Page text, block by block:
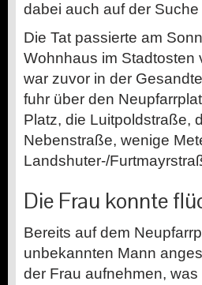
dabei auch auf der
Die Tat passierte am
Wohnhaus im Stadtosten
war zuvor in der
fuhr über den
Platz, die Luitpoldstraße,
Nebenstraße, wenige
Landshuter-/
Die Frau konnte
Bereits auf dem
unbekannten Mann
der Frau aufnehmen,